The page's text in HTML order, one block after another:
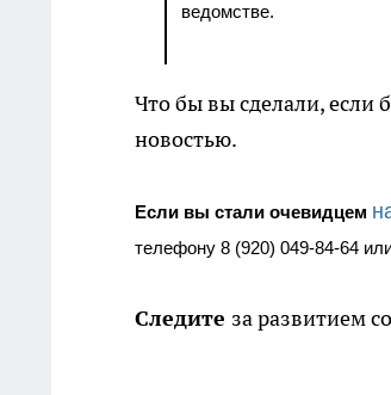
ведомстве.
Что бы вы сделали, если
новостью.
Если вы стали очевидцем
телефону 8 (920) 049-84-64
Следите за развитием